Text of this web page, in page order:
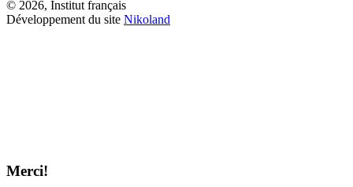
© 2026, Institut français
Développement du site Nikoland
Merci!